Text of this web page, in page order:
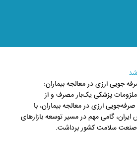
جویی ارزی در معالجه بیماران:
پزشکی یک‌بار مصرف و از
ارزی در معالجه بیماران، با
ایران، گامی مهم در مسیر توسعه بازارهای
صنعت سلامت کشور برداشت.